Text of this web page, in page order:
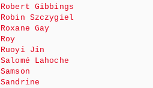
Robert Gibbings
Robin Szczygiel
Roxane Gay
Roy
Ruoyi Jin
Salomé Lahoche
Samson
Sandrine